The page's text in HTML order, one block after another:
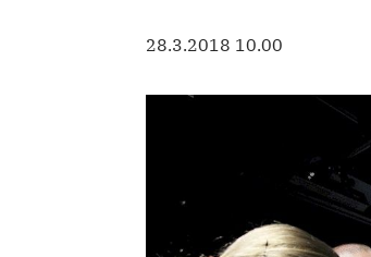
28.3.2018 10.00